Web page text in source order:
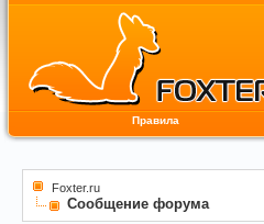
Правила
Foxter.ru
Сообщение форума